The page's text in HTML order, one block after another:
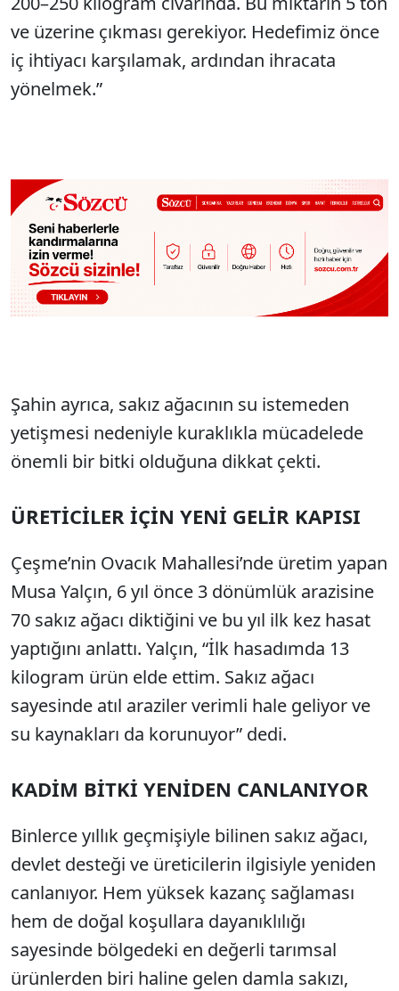
ve üzerine çıkması gerekiyor. Hedefimiz önce
iç ihtiyacı karşılamak, ardından ihracata
yönelmek.”
Şahin ayrıca, sakız ağacının su istemeden
yetişmesi nedeniyle kuraklıkla mücadelede
önemli bir bitki olduğuna dikkat çekti.
ÜRETİCİLER İÇİN YENİ GELİR KAPISI
Çeşme’nin Ovacık Mahallesi’nde üretim yapan
Musa Yalçın, 6 yıl önce 3 dönümlük arazisine
70 sakız ağacı diktiğini ve bu yıl ilk kez hasat
yaptığını anlattı. Yalçın, “İlk hasadımda 13
kilogram ürün elde ettim. Sakız ağacı
sayesinde atıl araziler verimli hale geliyor ve
su kaynakları da korunuyor” dedi.
KADİM BİTKİ YENİDEN CANLANIYOR
Binlerce yıllık geçmişiyle bilinen sakız ağacı,
devlet desteği ve üreticilerin ilgisiyle yeniden
canlanıyor. Hem yüksek kazanç sağlaması
hem de doğal koşullara dayanıklılığı
sayesinde bölgedeki en değerli tarımsal
ürünlerden biri haline gelen damla sakızı,